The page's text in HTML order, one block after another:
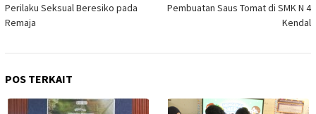
Perilaku Seksual Beresiko pada
Remaja
Pembuatan Saus Tomat di SMK N 4
Kendal
POS TERKAIT